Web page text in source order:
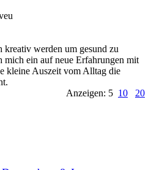
kreativ werden um gesund zu
mich ein auf neue Erfahrungen mit
kleine Auszeit vom Alltag die
Anzeigen: 5 10 20